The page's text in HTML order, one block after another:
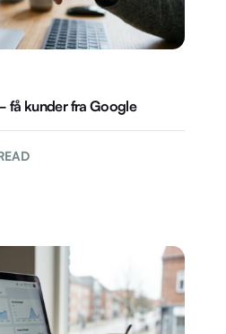
få kunder fra Google